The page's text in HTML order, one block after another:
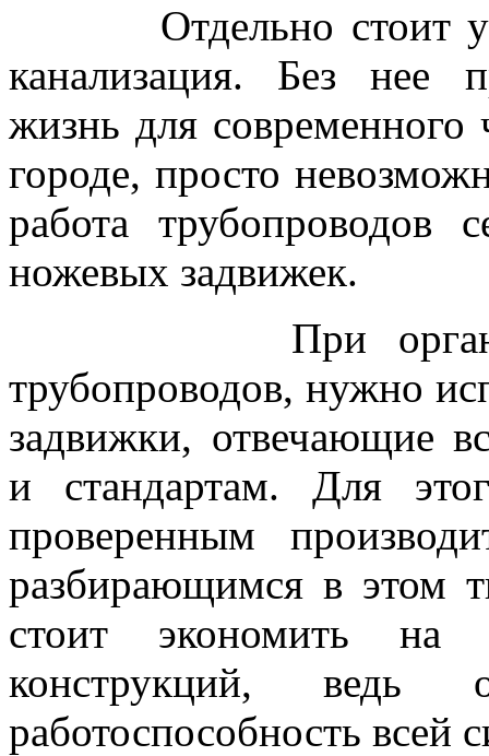
Отдельно стоит
канализация. Без нее
жизнь для
городе, просто
работа трубопроводов
ножевых задвижек.
При
трубопроводов, нужно
задвижки, отвечающие
и стандартам. Для
проверенным
разбирающимся в этом
стоит экономить на
конструкций, ведь
работоспособность всей